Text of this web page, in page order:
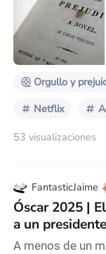
de atravesar -
social, a partir
basada en la
German
Orgullo y
Netflix
53 visualizaciones
FantasticJaime
Óscar 2025 |
a un
A menos de un